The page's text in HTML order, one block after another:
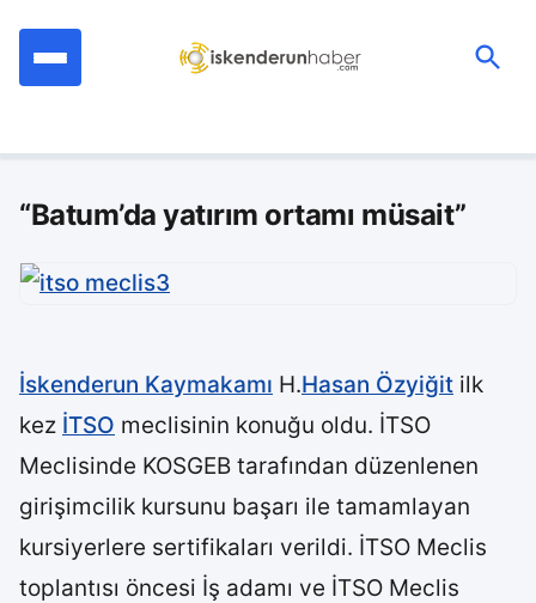
“Batum’da yatırım ortamı müsait”
İskenderun Kaymakamı H.Hasan Özyiğit ilk
kez İTSO meclisinin konuğu oldu. İTSO
Meclisinde KOSGEB tarafından düzenlenen
girişimcilik kursunu başarı ile tamamlayan
kursiyerlere sertifikaları verildi. İTSO Meclis
toplantısı öncesi İş adamı ve İTSO Meclis